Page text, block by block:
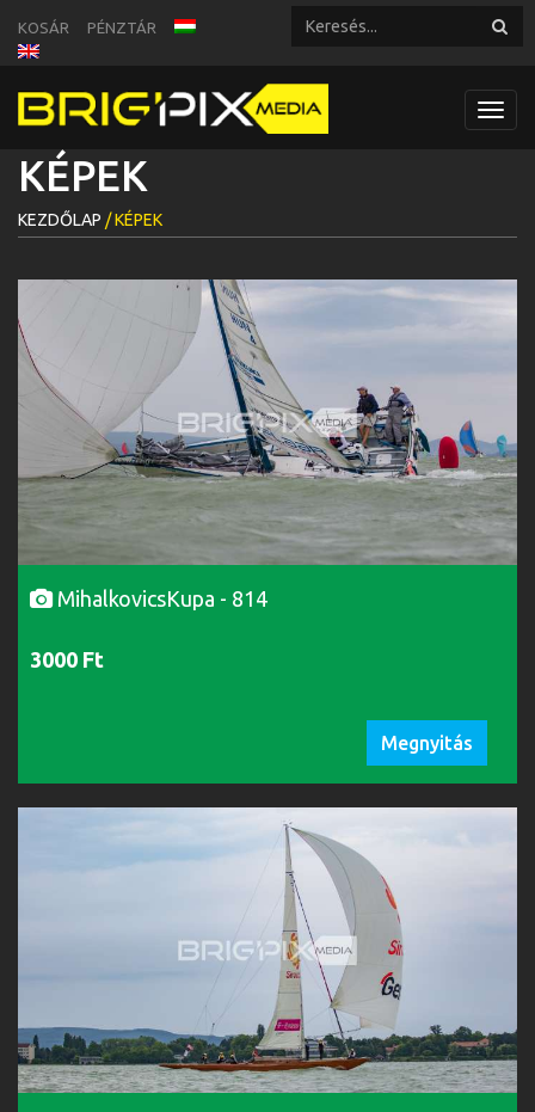
KOSÁR PÉNZTÁR
KÉPEK
KEZDŐLAP / KÉPEK
MihalkovicsKupa - 814
3000 Ft
Megnyitás